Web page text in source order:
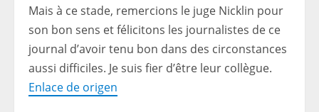
Mais à ce stade, remercions le juge Nicklin pour
son bon sens et félicitons les journalistes de ce
journal d’avoir tenu bon dans des circonstances
aussi difficiles. Je suis fier d’être leur collègue.
Enlace de origen